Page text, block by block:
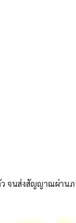
จนส่งสัญญาณผ่าน